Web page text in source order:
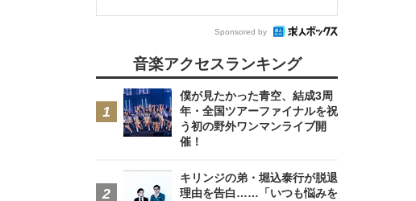
Sponsored by
音楽アクセスランキング
僕が見たかった青空、結成3周
年・全国ツアーファイナルを祝
う初の野外ワンマンライブ開
催！
キリンジの弟・堀込泰行が脱退
理由を告白……「いつも悩みを